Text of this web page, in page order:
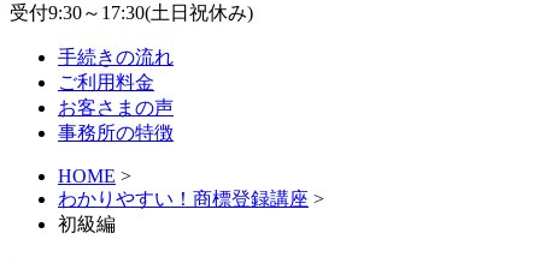
受付9:30～17:30(土日祝休み)
手続きの流れ
ご利用料金
お客さまの声
事務所の特徴
HOME >
わかりやすい！商標登録講座 >
初級編